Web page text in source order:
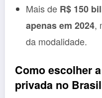
Mais de R$ 150
apenas em 2024,
da modalidade.
Como escolher
privada no